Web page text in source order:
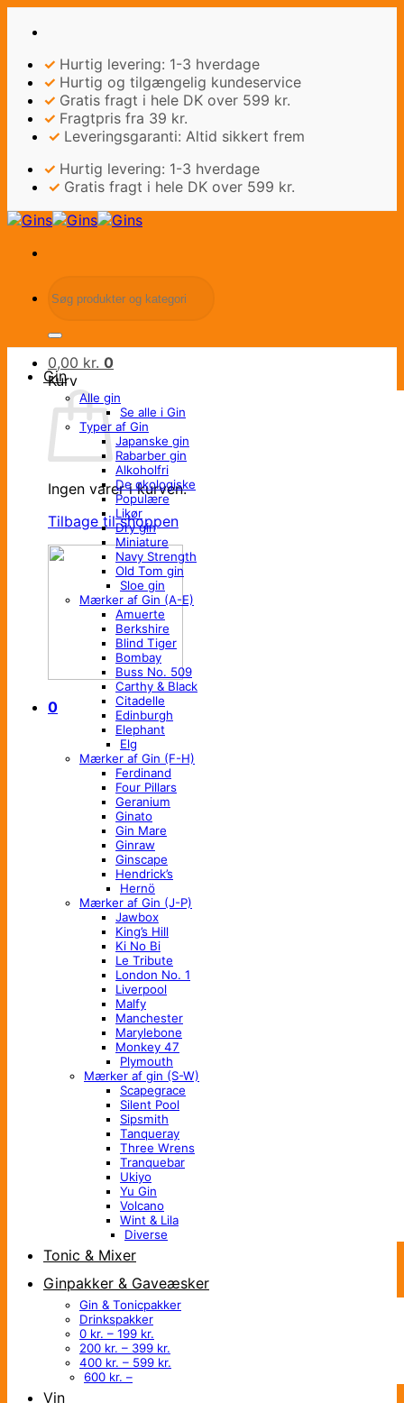
✓ Hurtig levering: 1-3 hverdage
✓ Hurtig og tilgængelig kundeservice
✓ Gratis fragt i hele DK over 599 kr.
✓ Fragtpris fra 39 kr.
✓ Leveringsgaranti: Altid sikkert frem
✓ Hurtig levering: 1-3 hverdage
✓ Gratis fragt i hele DK over 599 kr.
efter:
0,00 kr. 0
Kurv
Ingen varer i kurven.
Tilbage til shoppen
0
Gin
Alle gin
Se alle i Gin
Typer af Gin
Japanske gin
Rabarber gin
Alkoholfri
De økologiske
Populære
Likør
Dry gin
Miniature
Navy Strength
Old Tom gin
Sloe gin
Mærker af Gin (A-E)
Amuerte
Berkshire
Blind Tiger
Bombay
Buss No. 509
Carthy & Black
Citadelle
Edinburgh
Elephant
Elg
Mærker af Gin (F-H)
Ferdinand
Four Pillars
Geranium
Ginato
Gin Mare
Ginraw
Ginscape
Hendrick’s
Hernö
Mærker af Gin (J-P)
Jawbox
King’s Hill
Ki No Bi
Le Tribute
London No. 1
Liverpool
Malfy
Manchester
Marylebone
Monkey 47
Plymouth
Mærker af gin (S-W)
Scapegrace
Silent Pool
Sipsmith
Tanqueray
Three Wrens
Tranquebar
Ukiyo
Yu Gin
Volcano
Wint & Lila
Diverse
Tonic & Mixer
Ginpakker & Gaveæsker
Gin & Tonicpakker
Drinkspakker
0 kr. – 199 kr.
200 kr. – 399 kr.
400 kr. – 599 kr.
600 kr. –
Vin